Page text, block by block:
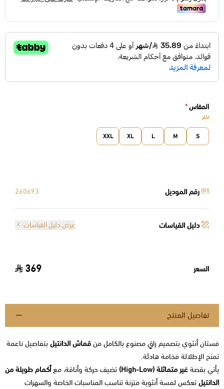
المقاس*
اختر
S
M
L
XL
XXL
رقم الموديل 260693
دليل القياسات عرض دليل القياسات
السعر 369
تفاصيل المنتج
فستان أنثوي بتصميم راقٍ مصنوع بالكامل منقماش الدانتيل بتفاصيل ناعمة
تمنح الإطلالة فخامة هادئة.
يأتي بقصةغير متماثلة (High-Low) تضيف حركة وأناقة، معأكمام طويلة من
الدانتيلتعكس لمسة أنثوية متزنة تناسب المناسبات الخاصة والسهرات